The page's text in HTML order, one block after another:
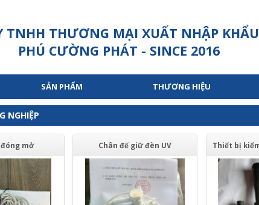
TNHH THƯƠNG MẠI XUẤT NHẬP KHẨU
PHÚ CƯỜNG PHÁT - SINCE 2016
SẢN PHẨM THƯƠNG HIỆU
NGHIỆP
mở Chân đế giữ đèn UV